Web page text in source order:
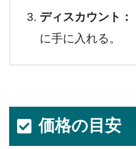
ディスカウント：
に手に入れる。
価格の目安